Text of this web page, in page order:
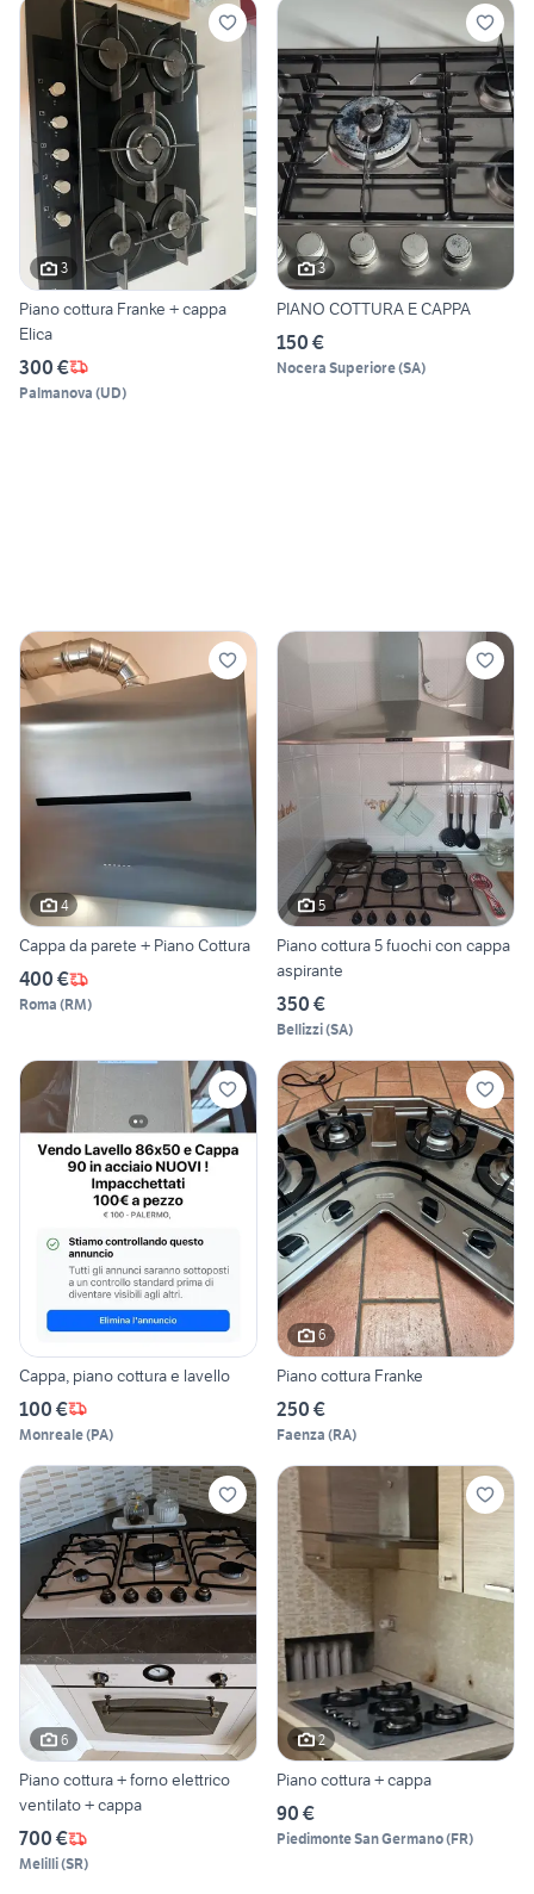
3
Piano cottura Franke + cappa
Elica
300 €
Palmanova (UD)
3
PIANO COTTURA E CAPPA
150 €
Nocera Superiore(SA)
4
Cappa da parete + Piano Cottura
400 €
Roma (RM)
5
Piano cottura 5 fuochi con cappa
aspirante
350 €
Bellizzi(SA)
Cappa, piano cottura e lavello
100 €
Monreale(PA)
6
Piano cottura Franke
250 €
Faenza (RA)
6
Piano cottura + forno elettrico
ventilato + cappa
700 €
Melilli(SR)
2
Piano cottura + cappa
90 €
Piedimonte San Germano(FR)